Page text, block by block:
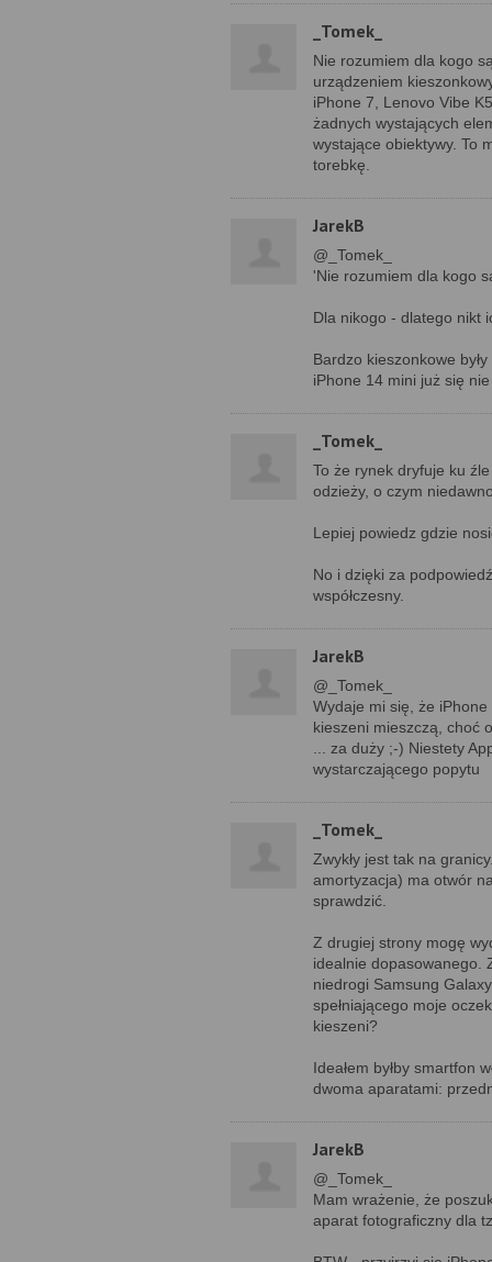
_Tomek_
Nie rozumiem dla kogo
urządzeniem
iPhone 7, Lenovo Vibe
żadnych wystających
wystające obiektywy. To
torebkę.
JarekB
@_Tomek_
'Nie rozumiem dla kogo
Dla nikogo - dlatego nikt
Bardzo kieszonkowe
iPhone 14 mini już się nie
_Tomek_
To że rynek dryfuje ku
odzieży, o czym
Lepiej powiedz gdzie
No i dzięki za
współczesny.
JarekB
@_Tomek_
Wydaje mi się, że
kieszeni mieszczą, choć
... za duży ;-) Niestety
wystarczającego popytu
_Tomek_
Zwykły jest tak na
amortyzacja) ma otwór
sprawdzić.
Z drugiej strony mogę
idealnie dopasowanego.
niedrogi Samsung
spełniającego moje
kieszeni?
Ideałem byłby smartfon
dwoma aparatami:
JarekB
@_Tomek_
Mam wrażenie, że
aparat fotograficzny dla